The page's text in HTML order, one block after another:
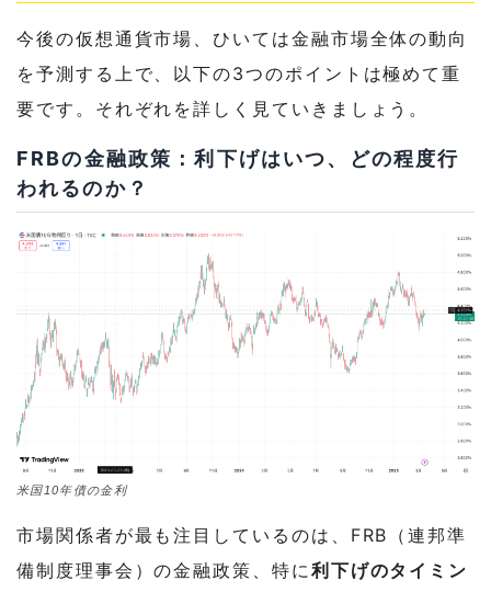
今後の仮想通貨市場、ひいては金融市場全体の動向
を予測する上で、以下の3つのポイントは極めて重
要です。それぞれを詳しく見ていきましょう。
FRBの金融政策：利下げはいつ、どの程度行
われるのか？
米国10年債の金利
市場関係者が最も注目しているのは、FRB（連邦準
備制度理事会）の金融政策、特に 利下げのタイミン